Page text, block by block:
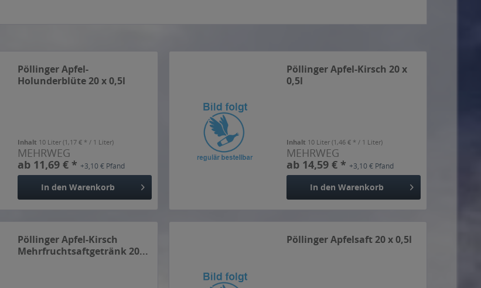
Pöllinger Apfel-
Holunderblüte 20 x 0,5l
Inhalt 10 Liter(1,17 € * / 1 Liter)
MEHRWEG
ab 11,69 € *+3,10 € Pfand
In den Warenkorb
Pöllinger Apfel-Kirsch 20 x
0,5l
Inhalt 10 Liter(1,46 € * / 1 Liter)
MEHRWEG
ab 14,59 € *+3,10 € Pfand
In den Warenkorb
Pöllinger Apfel-Kirsch
Mehrfruchtsaftgetränk 20...
Pöllinger Apfelsaft 20 x 0,5l